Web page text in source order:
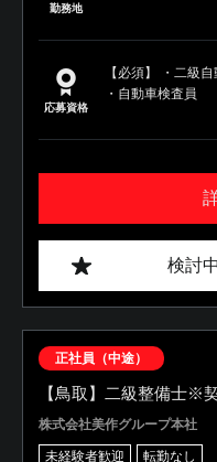
勤務地
応募資格
【必須】 ・二級
・自動車検査員
検討
正社員（中途）
【鳥取】二級整備士※
株式会社美作グループ本社
未経験者歓迎 転勤なし